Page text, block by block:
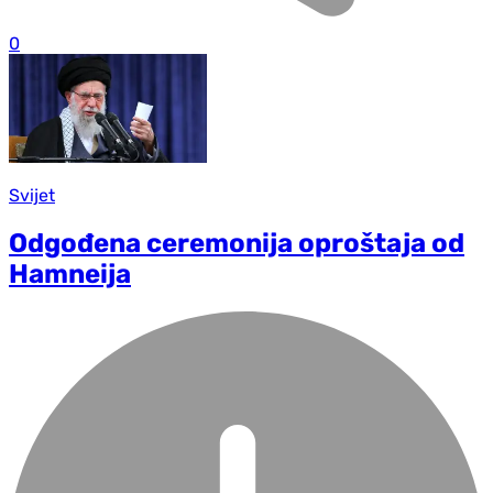
0
Svijet
Odgođena ceremonija oproštaja od
Hamneija